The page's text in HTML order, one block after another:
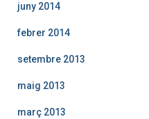
juny 2014
febrer 2014
setembre 2013
maig 2013
març 2013